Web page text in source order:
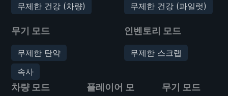
무제한 건강 (차량)
무기 모드
무제한 탄약
속사
무제한 건강 (파일럿)
인벤토리 모드
무제한 스크랩
차량 모드
플레이어 모
무기 모드